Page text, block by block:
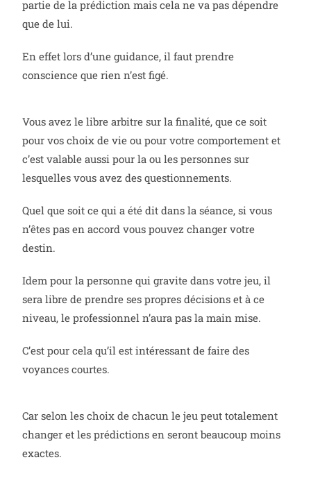
partie de la prédiction mais cela ne va pas dépendre
que de lui.
En effet lors d’une guidance, il faut prendre
conscience que rien n’est figé.
Vous avez le libre arbitre sur la finalité, que ce soit
pour vos choix de vie ou pour votre comportement et
c’est valable aussi pour la ou les personnes sur
lesquelles vous avez des questionnements.
Quel que soit ce qui a été dit dans la séance, si vous
n’êtes pas en accord vous pouvez changer votre
destin.
Idem pour la personne qui gravite dans votre jeu, il
sera libre de prendre ses propres décisions et à ce
niveau, le professionnel n’aura pas la main mise.
C’est pour cela qu’il est intéressant de faire des
voyances courtes.
Car selon les choix de chacun le jeu peut totalement
changer et les prédictions en seront beaucoup moins
exactes.